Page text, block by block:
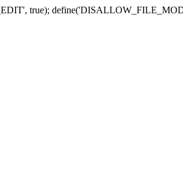
true);